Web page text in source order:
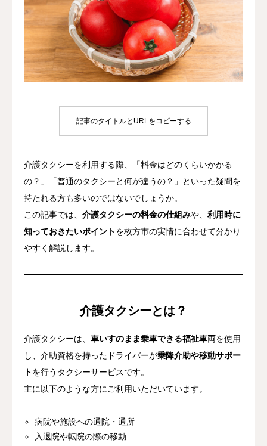
記事のタイトルとURLをコピーする
介護タクシーを利用する際、「料金はどのくらいかかる
の？」「普通のタクシーと何が違うの？」といった疑問を
持たれる方も多いのではないでしょうか。
この記事では、 介護タクシーの料金の仕組みや、 利用時に
知っておきたいポイント を枚方市の実情に合わせて分かり
やすく解説します。
介護タクシーとは？
介護タクシーは、 車いすのまま乗車できる福祉車両を使用
し、介助資格を持ったドライバーが乗降介助や移動サポー
ト を行うタクシーサービスです。
主に以下のような方にご利用いただいています。
病院や施設への通院・通所
入退院や転院の際の移動
料金のご案内
各関係機関の方へ
たすきについて